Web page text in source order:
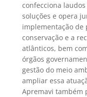
confecciona
soluções e opera
implementação de
conservação e a
atlânticos, bem
órgãos
gestão do meio
ampliar essa
Apremavi também